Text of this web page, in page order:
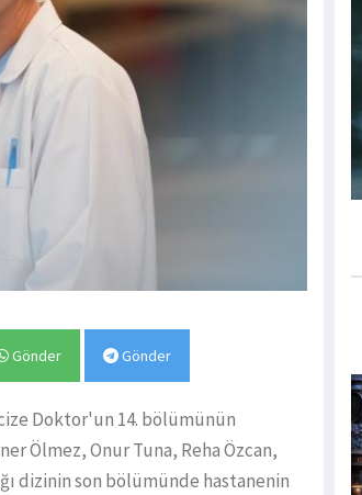
Gönder Gönder
Doktor'un 14. bölümünün
Ölmez, Onur Tuna, Reha Özcan,
dizinin son bölümünde hastanenin